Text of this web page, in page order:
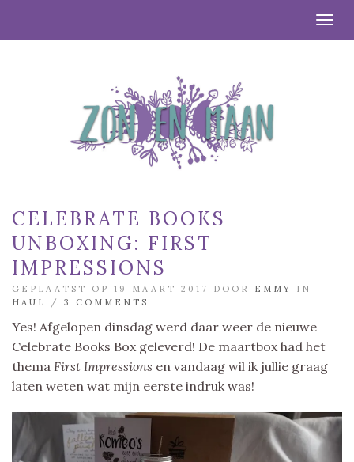
CELEBRATE BOOKS
UNBOXING: FIRST
IMPRESSIONS
GEPLAATST OP 19 MAART 2017 DOOR EMMY
IN
HAUL
/ 3 COMMENTS
Yes! Afgelopen dinsdag werd daar weer de nieuwe
Celebrate Books Box geleverd! De maartbox had het
thema First Impressions en vandaag wil ik jullie graag
laten weten wat mijn eerste indruk was!